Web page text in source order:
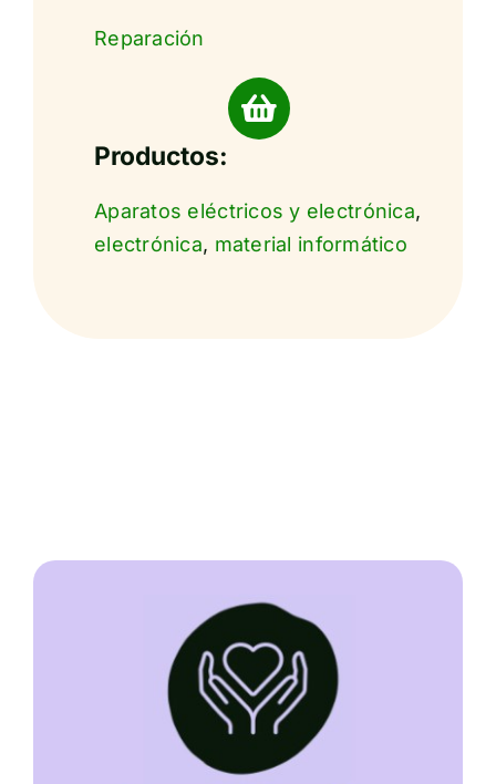
Reparación
Productos:
Aparatos eléctricos y electrónica,
electrónica, material informático